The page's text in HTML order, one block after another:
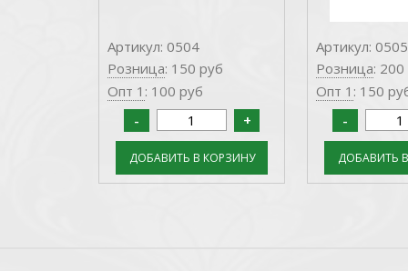
Артикул: 0504
Розница: 150 руб
Опт 1 : 100 руб
Артикул: 0505
Розница:
Опт 1 : 150